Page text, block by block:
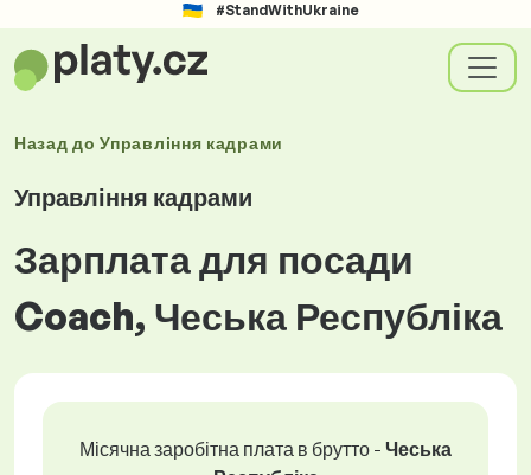
#StandWithUkraine
Назад доУправління кадрами
Управління кадрами
Зарплата для посади
Coach, Чеська Республіка
Місячна заробітна плата в брутто - Чеська